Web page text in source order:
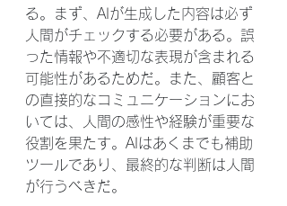
る。まず、AIが生成した内容は必ず
人間がチェックする必要がある。誤
った情報や不適切な表現が含まれる
可能性があるためだ。また、顧客と
の直接的なコミュニケーションにお
いては、人間の感性や経験が重要な
役割を果たす。AIはあくまでも補助
ツールであり、最終的な判断は人間
が行うべきだ。